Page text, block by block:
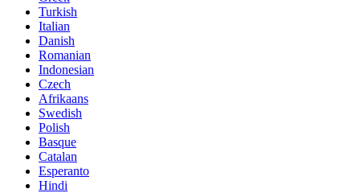
Turkish
Italian
Danish
Romanian
Indonesian
Czech
Afrikaans
Swedish
Polish
Basque
Catalan
Esperanto
Hindi